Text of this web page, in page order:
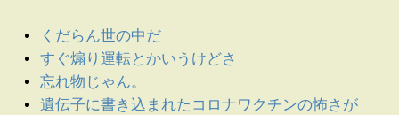
くだらん世の中だ
すぐ煽り運転とかいうけどさ
忘れ物じゃん。
遺伝子に書き込まれたコロナワクチンの怖さが